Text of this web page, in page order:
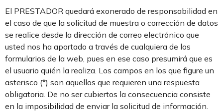
El PRESTADOR quedará exonerado de responsabilidad en
el caso de que la solicitud de muestra o corrección de datos
se realice desde la dirección de correo electrónico que
usted nos ha aportado a través de cualquiera de los
formularios de la web, pues en ese caso presumirá que es
el usuario quién la realiza. Los campos en los que figure un
asterisco (*) son aquellos que requieren una respuesta
obligatoria. De no ser cubiertos la consecuencia consiste
en la imposibilidad de enviar la solicitud de información.